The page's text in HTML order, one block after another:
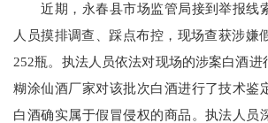
近期，永春县市场监管局接到举报线
人员摸排调查、踩点布控，现场查获涉嫌
252瓶。执法人员依法对现场的涉案白酒
糊涂仙酒厂家对该批次白酒进行了技术鉴
白酒确实属于假冒侵权的商品。执法人员